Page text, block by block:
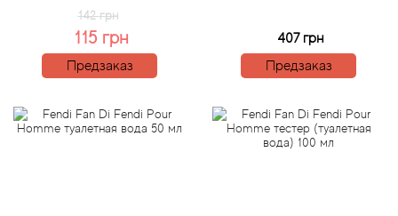
142 грн
115 грн
Предзаказ
407 грн
Предзаказ
ArteOlfatto
Asgharali